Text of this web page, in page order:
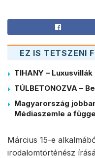
EZ IS TETSZENI
TIHANY –
TÚLBETONOZVA –
Magyarország
Médiaszemle a
Március 15-e
irodalomtörténész